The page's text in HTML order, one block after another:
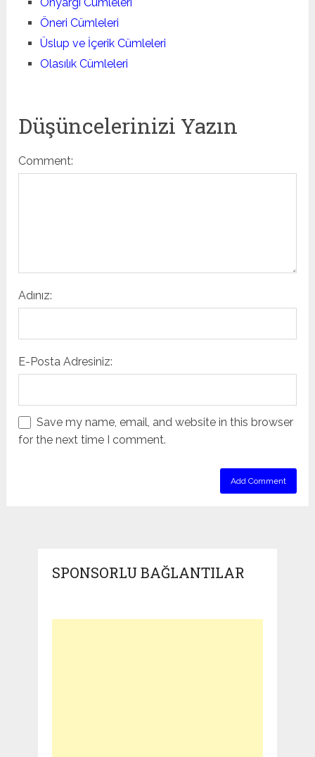
Öneri Cümleleri
Üslup ve İçerik Cümleleri
Olasılık Cümleleri
Düşüncelerinizi Yazın
Comment:
Adınız:
E-Posta Adresiniz:
Save my name, email, and website in this browser
for the next time I comment.
SPONSORLU BAĞLANTILAR